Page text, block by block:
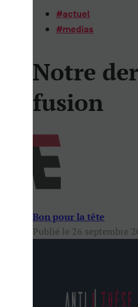
#actuel
#medias
Notre
fusion
Bon pour la tête
Publié le 26 septembre